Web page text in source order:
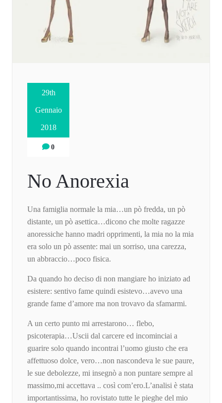
29th
Gennaio
2018
0
No Anorexia
Una famiglia normale la mia…un pò fredda, un pò
distante, un pò asettica…dicono che molte ragazze
anoressiche hanno madri opprimenti, la mia no la mia
era solo un pò assente: mai un sorriso, una carezza,
un abbraccio…poco fisica.
Da quando ho deciso di non mangiare ho iniziato ad
esistere: sentivo fame quindi esistevo…avevo una
grande fame d’amore ma non trovavo da sfamarmi.
A un certo punto mi arrestarono… flebo,
psicoterapia…Uscii dal carcere ed incominciai a
guarire solo quando incontrai l’uomo giusto che era
affettuoso dolce, vero…non nascondeva le sue paure,
le sue debolezze, mi insegnò a non puntare sempre al
massimo,mi accettava .. così com’ero.L’analisi è stata
importantissima, ho rovistato tutte le pieghe del mio